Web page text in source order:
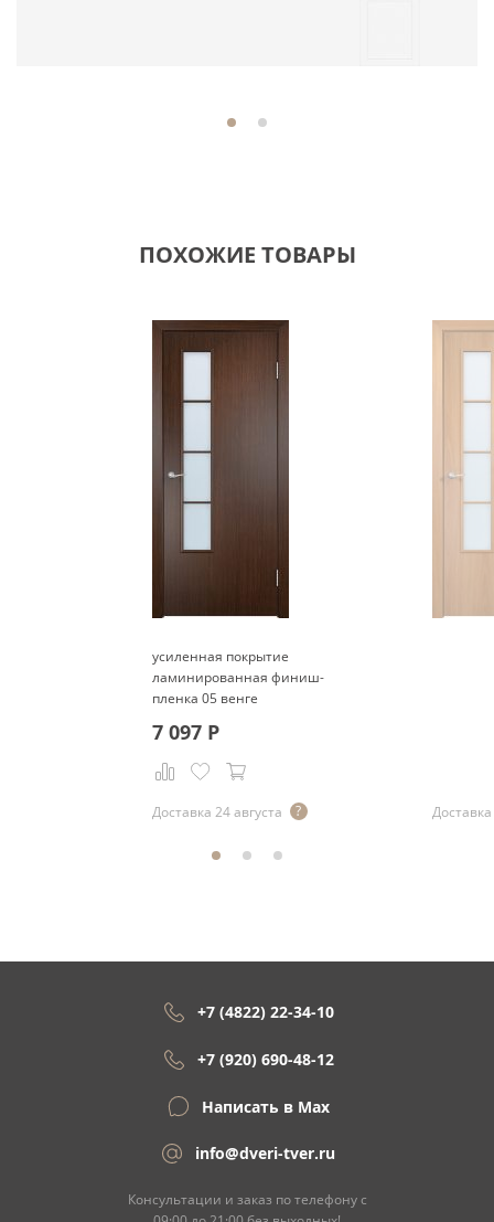
ПОХОЖИЕ ТОВАРЫ
усиленная покрытие
ламинированная финиш-
пленка 05 венге
7 097Р
Доставка 24 августа Доставка
+7 (4822) 22-34-10
+7 (920) 690-48-12
Написать в Max
info@dveri-tver.ru
Консультации и заказ по телефону с